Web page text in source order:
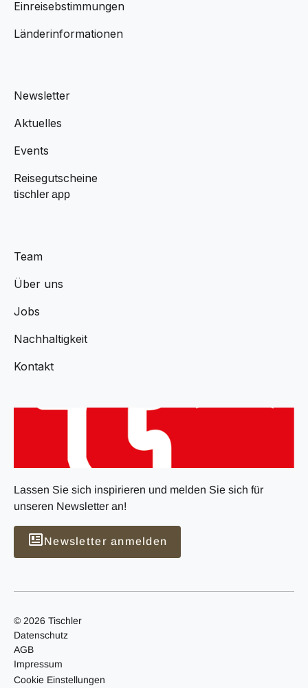
Einreisebstimmungen
Länderinformationen
Newsletter
Aktuelles
Events
Reisegutscheine
tischler app
Team
Über uns
Jobs
Nachhaltigkeit
Kontakt
Lassen Sie sich inspirieren und melden Sie sich für
unseren Newsletter an!
Newsletter anmelden
© 2026 Tischler
Datenschutz
AGB
Impressum
Cookie Einstellungen